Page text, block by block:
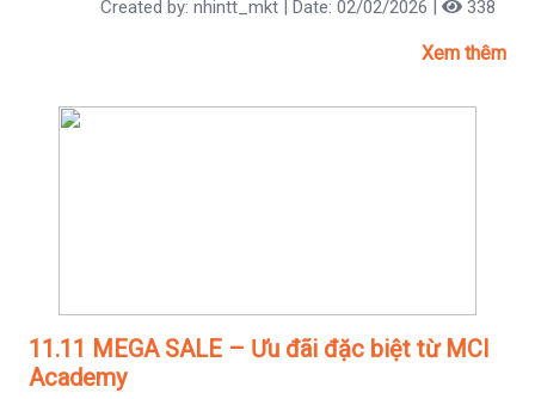
Created by: nhintt_mkt | Date: 02/02/2026 | 338
Xem thêm
11.11 MEGA SALE – Ưu đãi đặc biệt từ MCI
Academy